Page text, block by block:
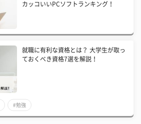
カッコいいPCソフトランキング！
就職に有利な資格とは？ 大学生が取っ
ておくべき資格7選を解説！
#勉強